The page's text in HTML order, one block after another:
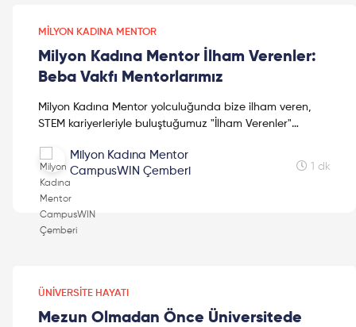
MILYON KADINA MENTOR
Milyon Kadına Mentor İlham Verenler:
Beba Vakfı Mentorlarımız
Milyon Kadına Mentor yolculuğunda bize ilham veren,
STEM kariyerleriyle buluştuğumuz "İlham Verenler"
kurucu destekçilerimizden Beba Vakfı ailemizdi. Bu
etkinlikte Beba Vakfı mentorlarımızdan sevgili Bengü
Milyon Kadına Mentor
CampusWIN Çemberi
1 dk
ÜNIVERSITE HAYATI
Mezun Olmadan Önce Üniversitede